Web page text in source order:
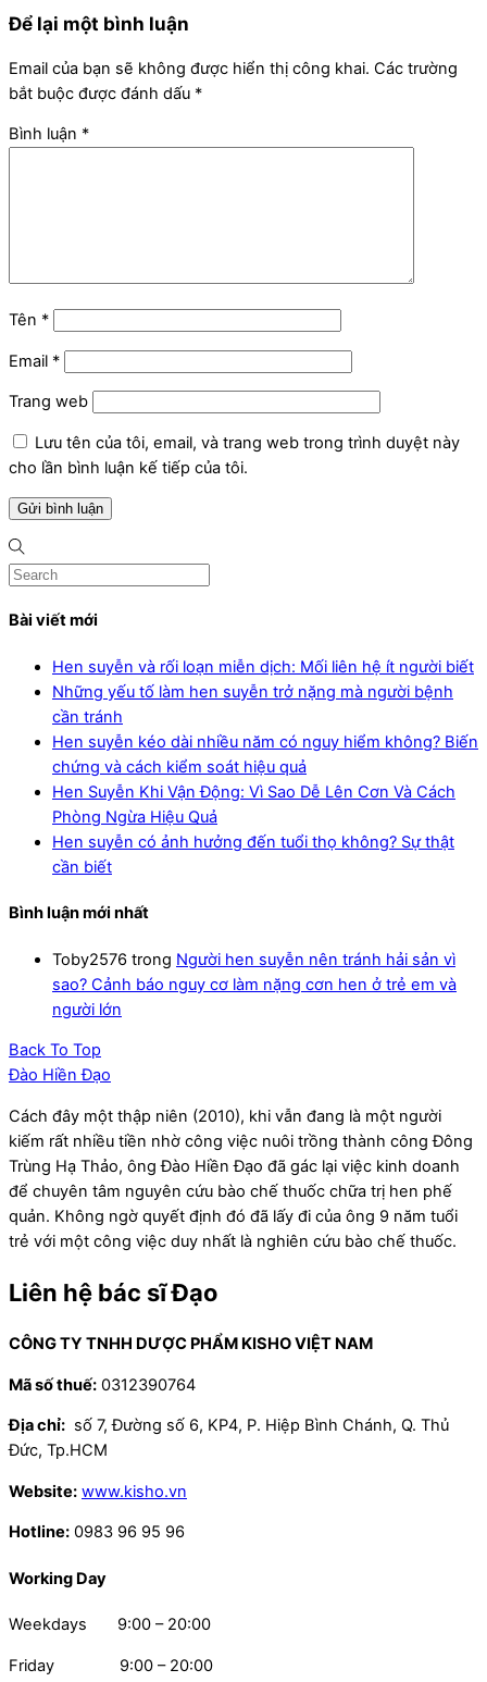
Để lại một bình luận
Email của bạn sẽ không được hiển thị công khai. Các trường
bắt buộc được đánh dấu *
Bình luận *
Tên *
Email *
Trang web
Lưu tên của tôi, email, và trang web trong trình duyệt này
cho lần bình luận kế tiếp của tôi.
Bài viết mới
Hen suyễn và rối loạn miễn dịch: Mối liên hệ ít người biết
Những yếu tố làm hen suyễn trở nặng mà người bệnh
cần tránh
Hen suyễn kéo dài nhiều năm có nguy hiểm không? Biến
chứng và cách kiểm soát hiệu quả
Hen Suyễn Khi Vận Động: Vì Sao Dễ Lên Cơn Và Cách
Phòng Ngừa Hiệu Quả
Hen suyễn có ảnh hưởng đến tuổi thọ không? Sự thật
cần biết
Bình luận mới nhất
Toby2576 trong Người hen suyễn nên tránh hải sản vì
sao? Cảnh báo nguy cơ làm nặng cơn hen ở trẻ em và
người lớn
Back To Top
Đào Hiền Đạo
Cách đây một thập niên (2010), khi vẫn đang là một người
kiếm rất nhiều tiền nhờ công việc nuôi trồng thành công Đông
Trùng Hạ Thảo, ông Đào Hiền Đạo đã gác lại việc kinh doanh
để chuyên tâm nguyên cứu bào chế thuốc chữa trị hen phế
quản. Không ngờ quyết định đó đã lấy đi của ông 9 năm tuổi
trẻ với một công việc duy nhất là nghiên cứu bào chế thuốc.
Liên hệ bác sĩ Đạo
CÔNG TY TNHH DƯỢC PHẨM KISHO VIỆT NAM
Mã số thuế: 0312390764
Địa chỉ: số 7, Đường số 6, KP4, P. Hiệp Bình Chánh, Q. Thủ
Đức, Tp.HCM
Website: www.kisho.vn
Hotline: 0983 96 95 96
Working Day
Weekdays 9:00 – 20:00
Friday 9:00 – 20:00